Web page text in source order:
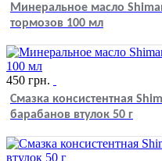
Минеральное масло
тормозов 100 мл
450 грн.
Смазка консистентная
барабанов втулок 50 г